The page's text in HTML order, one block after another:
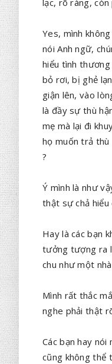
lạc, rõ ràng,
Yes, mình
nói Anh ngữ,
hiểu tình
bỏ rơi, bị ghẻ
giận lên, vào
là đầy sự thù
mẹ mà lại đi
họ muốn trả thù
?
Ý mình là như
thật sự chả hiểu
Hay là các bạn
tưởng tượng ra
chu như một
Mình rất thắc
nghe phải thật
Các bạn hay
cũng không thể